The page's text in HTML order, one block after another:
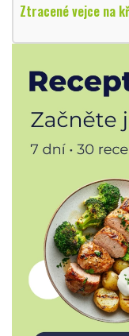
Ztracené vejce na